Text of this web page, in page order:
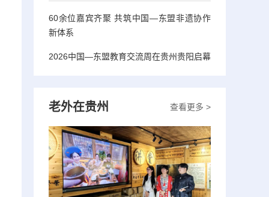
60余位嘉宾齐聚 共筑中国—东盟非遗协作
新体系
2026中国—东盟教育交流周在贵州贵阳启幕
查看更多 >
老外在贵州